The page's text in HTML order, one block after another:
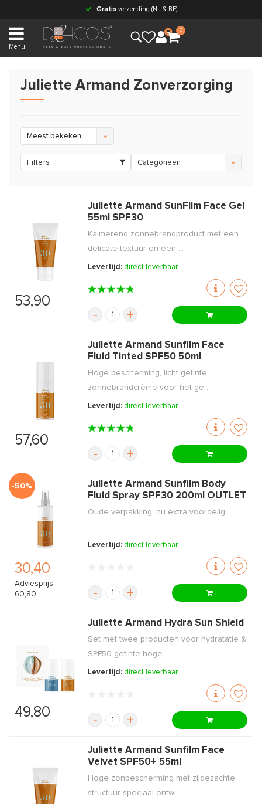
Gratisverzending (NL & BE)
Menu
0
Juliette Armand Zonverzorging
Meest bekeken
Filters Categorieën
53,90
Juliette Armand SunFilm Face Gel
55ml SPF30
Kalmerend zonnebrandproduct met een
delicate textuur en een ...
Levertijd: direct leverbaar
- +
57,60
Juliette Armand Sunfilm Face
Fluid Tinted SPF50 50ml
Hoge bescherming, licht getinte
zonnebrandcrème voor het ge ...
Levertijd: direct leverbaar
- +
-50%
30,40
Adviesprijs:
60,80
Juliette Armand Sunfilm Body
Fluid Spray SPF30 200ml OUTLET
Oude verpakking, nu extra voordelig.
Levertijd: direct leverbaar
- +
49,80
Juliette Armand Hydra Sun Shield
Set met twee producten voor hydratatie &
SPF50 getinte hoge ...
Levertijd: direct leverbaar
- +
Juliette Armand Sunfilm Face
Velvet SPF50+ 55ml
Hoge zonbescherming met zijdezachte
structuur speciaal ontwi ...